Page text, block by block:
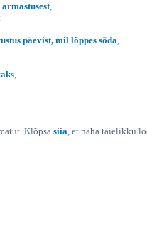
,
päevist, mil lõppes sõda,
,
Klõpsa siia, et näha täielikku